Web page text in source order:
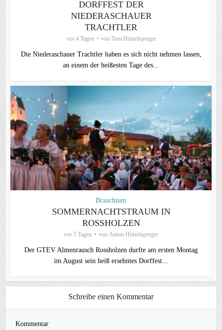
DORFFEST DER
NIEDERASCHAUER
TRACHTLER
vor 4 Tagen von Toni Hötzelsperger
Die Niederaschauer Trachtler haben es sich nicht nehmen lassen,
an einem der heißesten Tage des...
Brauchtum
SOMMERNACHTSTRAUM IN
ROSSHOLZEN
vor 5 Tagen von Anton Hötzelsperger
Der GTEV Almenrausch Rossholzen durfte am ersten Montag
im August sein heiß ersehntes Dorffest...
Schreibe einen Kommentar
Kommentar